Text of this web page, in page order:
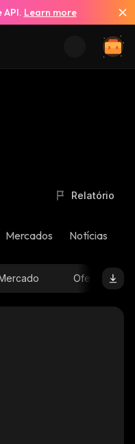
API. Learn more
Relatório
Mercados Notícias
Oferta